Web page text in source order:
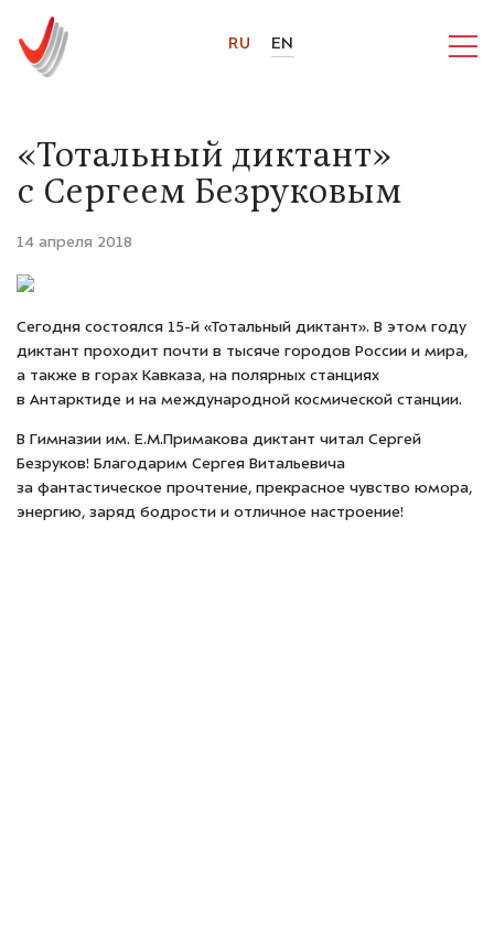
RU EN
«Тотальный диктант»
с Сергеем Безруковым
14 апреля 2018
Сегодня состоялся 15-й «Тотальный диктант». В этом году
диктант проходит почти в тысяче городов России и мира,
а также в горах Кавказа, на полярных станциях
в Антарктиде и на международной космической станции.
В Гимназии им. Е.М.Примакова диктант читал Сергей
Безруков! Благодарим Сергея Витальевича
за фантастическое прочтение, прекрасное чувство юмора,
энергию, заряд бодрости и отличное настроение!